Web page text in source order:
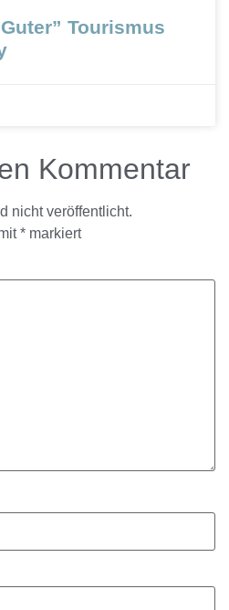
Tourismus
Kommentar
nicht veröffentlicht.
* markiert